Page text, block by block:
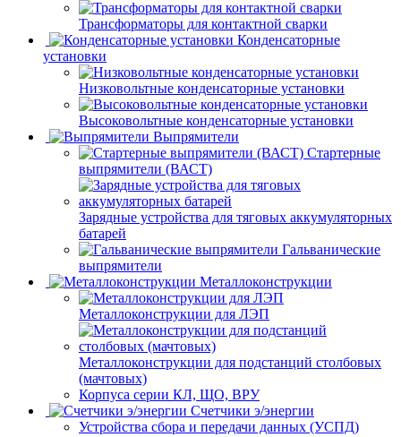
Трансформаторы для контактной сварки
Конденсаторные
установки
Низковольтные конденсаторные установки
Высоковольтные конденсаторные установки
Выпрямители
Стартерные
выпрямители (ВАСТ)
Зарядные устройства для тяговых аккумуляторных
батарей
Гальванические
выпрямители
Металлоконструкции
Металлоконструкции для ЛЭП
Металлоконструкции для подстанций столбовых
(мачтовых)
Корпуса серии КЛ, ЩО, ВРУ
Счетчики э/энергии
Устройства сбора и передачи данных (УСПД)